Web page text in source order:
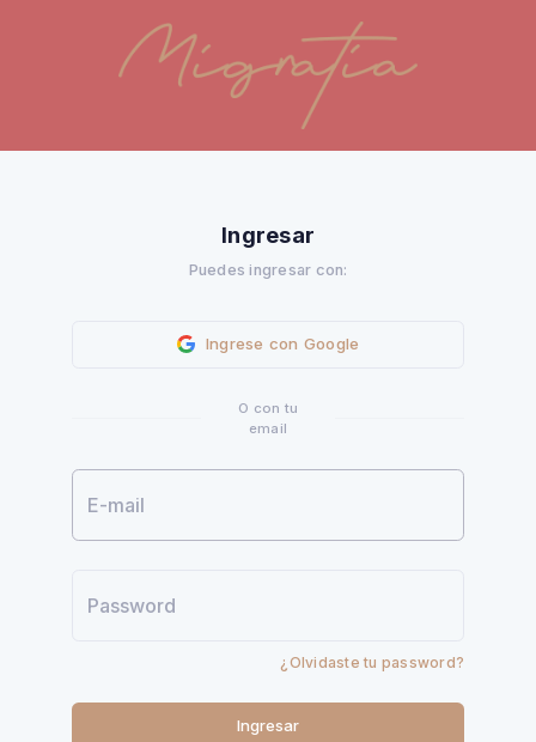
Ingresar
Puedes ingresar con:
Ingrese con Google
O con tu
email
¿Olvidaste tu password?
Ingresar